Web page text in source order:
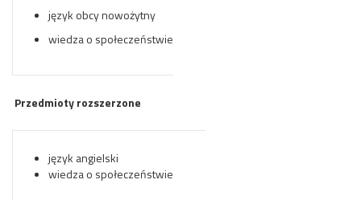
język obcy nowożytny
wiedza o społeczeństwie
Przedmioty rozszerzone
język angielski
wiedza o społeczeństwie